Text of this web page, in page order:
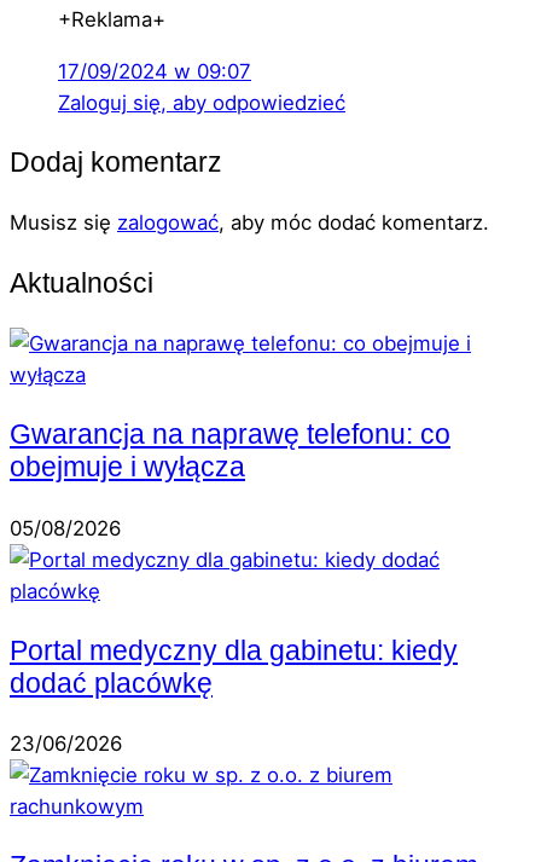
+Reklama+
17/09/2024 w 09:07
Zaloguj się, aby odpowiedzieć
Dodaj komentarz
Musisz się zalogować, aby móc dodać komentarz.
Aktualności
Gwarancja na naprawę telefonu: co
obejmuje i wyłącza
05/08/2026
Portal medyczny dla gabinetu: kiedy
dodać placówkę
23/06/2026